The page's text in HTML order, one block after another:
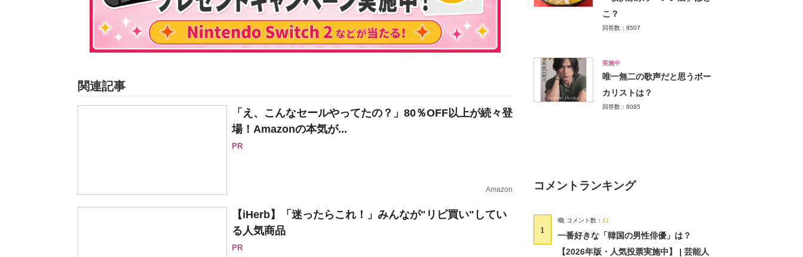
関連記事
「え、こんなセールやってたの？」80％OFF以上が続々登
場！Amazonの本気が...
PR
Amazon
【iHerb】「迷ったらこれ！」みんなが"リピ買い"してい
る人気商品
PR
こ？
回答数：8507
実施中
唯一無二の歌声だと思うボー
カリストは？
回答数：8085
コメントランキング
1
コメント数： 21
一番好きな「韓国の男性俳優」は？
【2026年版・人気投票実施中】 | 芸能人